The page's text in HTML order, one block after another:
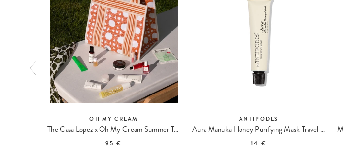
OH MY CREAM
The Casa Lopez x Oh My Cream Summer Tote
95 €
ANTIPODES
Aura Manuka Honey Purifying Mask Travel size
14 €